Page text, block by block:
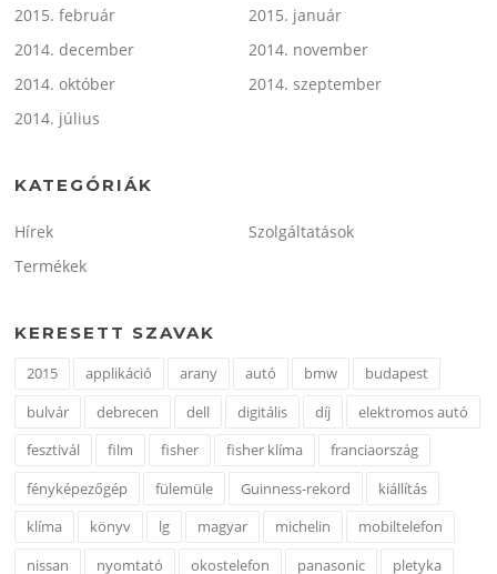
2015. február
2015. január
2014. december
2014. november
2014. október
2014. szeptember
2014. július
KATEGÓRIÁK
Hírek
Szolgáltatások
Termékek
KERESETT SZAVAK
2015 applikáció arany autó bmw
budapest
bulvár
debrecen dell digitális díj
elektromos autó
fesztivál
film fisher fisher klíma
franciaország
fényképezőgép
fülemüle Guinness-rekord
kiállítás
klíma
könyv lg magyar michelin
mobiltelefon
nissan
nyomtató okostelefon panasonic
pletyka